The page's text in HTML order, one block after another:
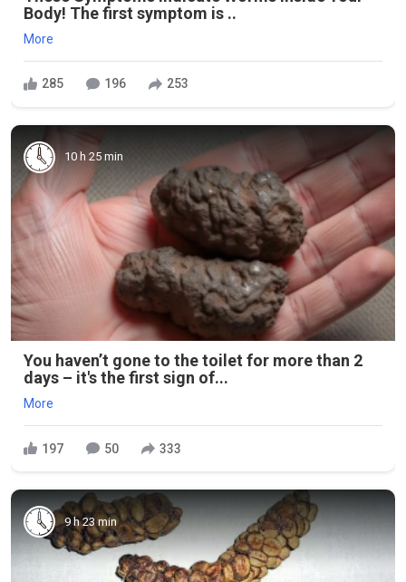
Body! The first symptom is ..
More
285 196 253
10 h 25 min
You haven’t gone to the toilet for more than 2
days – it's the first sign of...
More
197 50 333
9 h 23 min